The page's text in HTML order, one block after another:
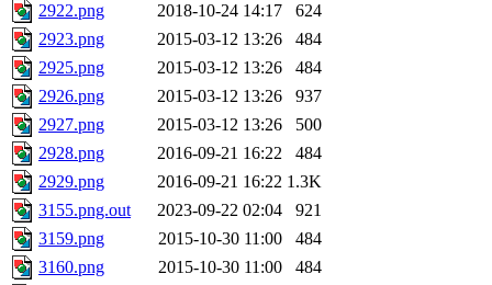
2922.png
2018-10-24 14:17
624
2923.png
2015-03-12 13:26
484
2925.png
2015-03-12 13:26
484
2926.png
2015-03-12 13:26
937
2927.png
2015-03-12 13:26
500
2928.png
2016-09-21 16:22
484
2929.png
2016-09-21 16:22 1.3K
3155.png.out
2023-09-22 02:04
921
3159.png
2015-10-30 11:00
484
3160.png
2015-10-30 11:00
484